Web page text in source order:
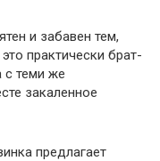
и забавен тем,
практически брат-
с теми же
закаленное
предлагает